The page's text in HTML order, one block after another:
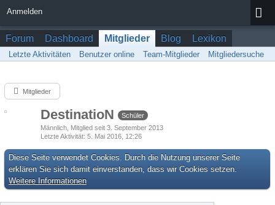
Anmelden
Forum Dashboard Mitglieder Blog Lexikon
Letzte Aktivitäten Benutzer online Team-Mitglieder Mitgliedersuche
Mitglieder
DestinatioN
Schüler
Männlich Mitglied seit 3. September 2013
Letzte Aktivität 5. Mai 2016, 12:26
Diese Seite verwendet Cookies. Durch die Nutzung unserer Seite
erklären Sie sich damit einverstanden, dass wir Cookies setzen.
Weitere Informationen